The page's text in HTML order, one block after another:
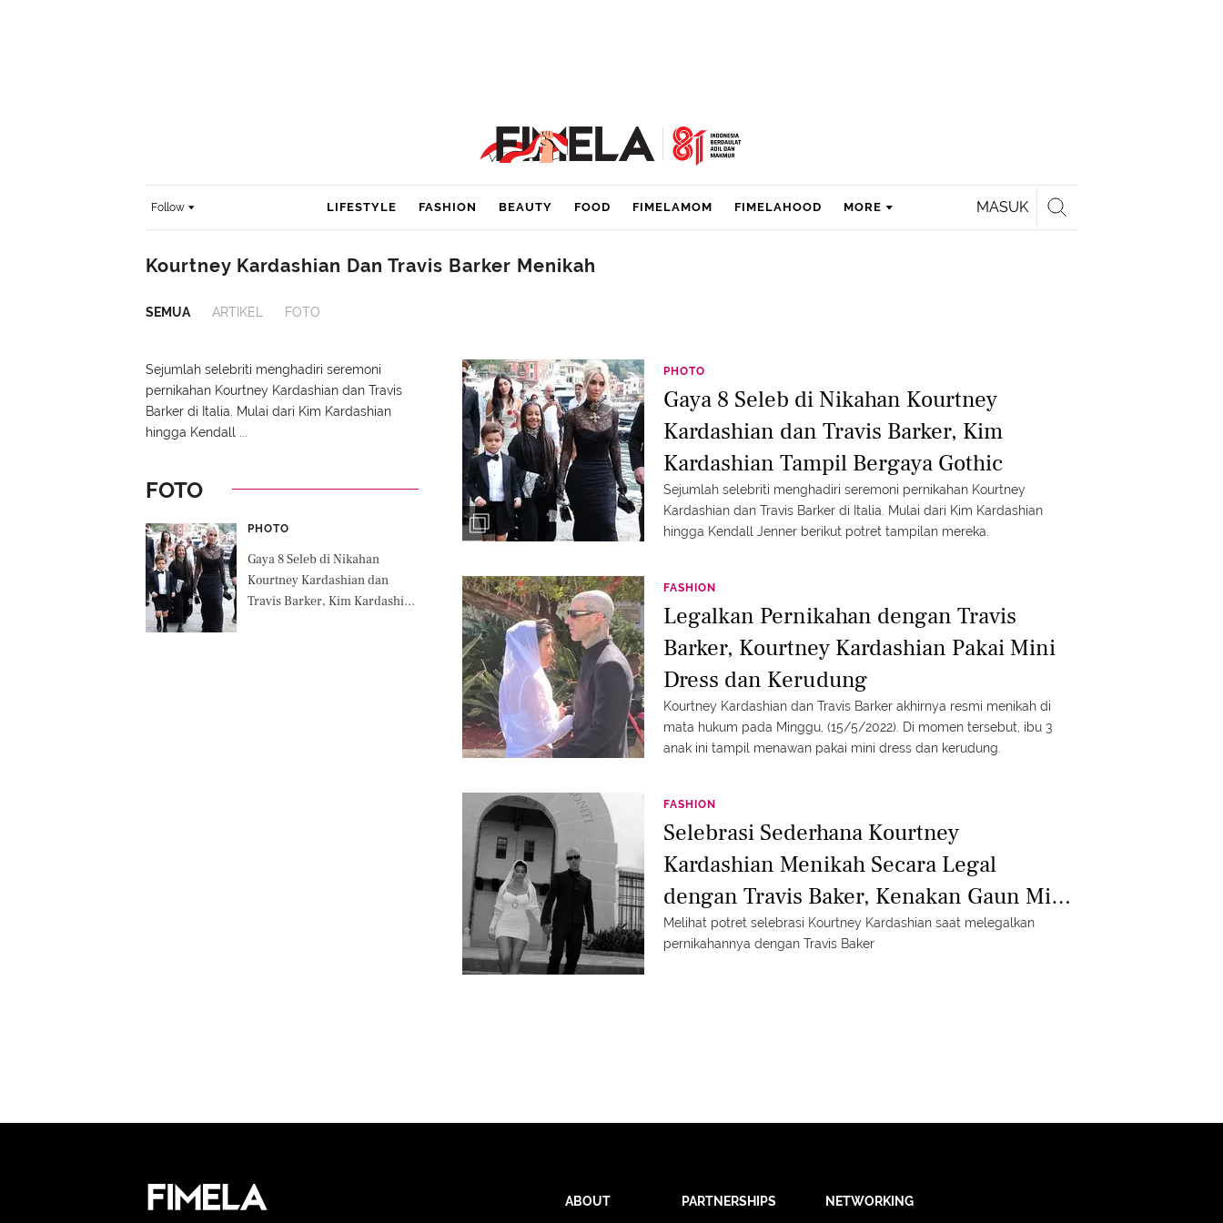
Follow MASUK
LIFESTYLE FASHION BEAUTY FOOD FIMELAMOM FIMELAHOOD MORE
Kourtney Kardashian Dan Travis Barker Menikah
SEMUA ARTIKEL FOTO
Sejumlah selebriti menghadiri seremoni
pernikahan Kourtney Kardashian dan Travis
Barker di Italia. Mulai dari Kim Kardashian
hingga Kendall ...
FOTO
PHOTO
Gaya 8 Seleb di Nikahan
Kourtney Kardashian dan
Travis Barker, Kim Kardashian
PHOTO
Gaya 8 Seleb di Nikahan Kourtney
Kardashian dan Travis Barker, Kim
Kardashian Tampil Bergaya Gothic
Sejumlah selebriti menghadiri seremoni pernikahan Kourtney
Kardashian dan Travis Barker di Italia. Mulai dari Kim Kardashian
hingga Kendall Jenner berikut potret tampilan mereka.
FASHION
Legalkan Pernikahan dengan Travis
Barker, Kourtney Kardashian Pakai Mini
Dress dan Kerudung
Kourtney Kardashian dan Travis Barker akhirnya resmi menikah di
mata hukum pada Minggu, (15/5/2022). Di momen tersebut, ibu 3
anak ini tampil menawan pakai mini dress dan kerudung.
FASHION
Selebrasi Sederhana Kourtney
Kardashian Menikah Secara Legal
dengan Travis Baker, Kenakan Gaun Mini
dan Veil Dramatis
Melihat potret selebrasi Kourtney Kardashian saat melegalkan
pernikahannya dengan Travis Baker
ABOUT PARTNERSHIPS NETWORKING